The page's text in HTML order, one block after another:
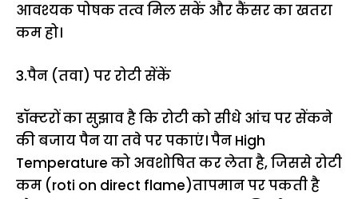
आवश्यक पोषक तत्व मिल सकें और कैंसर का खतरा
कम हो।
3.पैन (तवा) पर रोटी सेंकें
डॉक्टरों का सुझाव है कि रोटी को सीधे आंच पर सेंकने
की बजाय पैन या तवे पर पकाएं। पैन High
Temperature को अवशोषित कर लेता है, जिससे रोटी
कम (roti on direct flame)तापमान पर पकती है